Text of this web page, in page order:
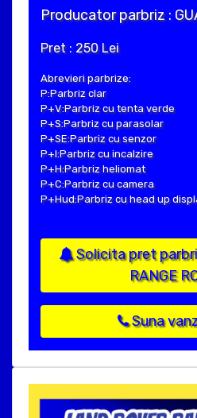
Producator parbriz :
Pret : 250 Lei
Abrevieri parbrize:
P:Parbriz clar
P+V:Parbriz cu tenta verde
P+S:Parbriz cu parasolar
P+SE:Parbriz cu senzor
P+I:Parbriz cu incalzire
P+H:Parbriz heliomat
P+C:Parbriz cu camera
P+Hud:Parbriz cu head up
Solicita pret
RANGE
Suna